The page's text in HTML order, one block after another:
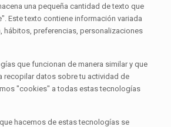
una pequeña cantidad de texto que
Este texto contiene información variada
hábitos, preferencias, personalizaciones
que funcionan de manera similar y que
recopilar datos sobre tu actividad de
"cookies" a todas estas tecnologías
hacemos de estas tecnologías se